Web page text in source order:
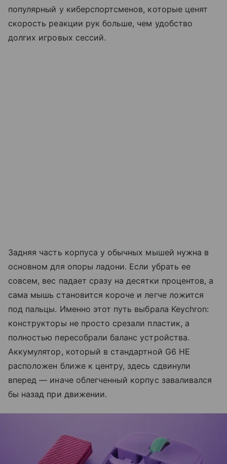
популярный у киберспортсменов, которые ценят
скорость реакции рук больше, чем удобство
долгих игровых сессий.
Задняя часть корпуса у обычных мышей нужна в
основном для опоры ладони. Если убрать ее
совсем, вес падает сразу на десятки процентов, а
сама мышь становится короче и легче ложится
под пальцы. Именно этот путь выбрала Keychron:
конструкторы не просто срезали пластик, а
полностью пересобрали баланс устройства.
Аккумулятор, который в стандартной G6 HE
расположен ближе к центру, здесь сдвинули
вперед — иначе облегченный корпус заваливался
бы назад при движении.